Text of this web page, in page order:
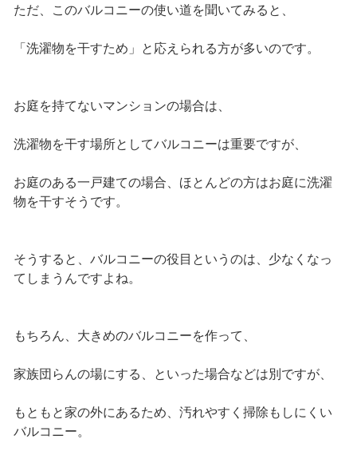
ただ、このバルコニーの使い道を聞いてみると、
「洗濯物を干すため」と応えられる方が多いのです。
お庭を持てないマンションの場合は、
洗濯物を干す場所としてバルコニーは重要ですが、
お庭のある一戸建ての場合、ほとんどの方はお庭に洗濯
物を干すそうです。
そうすると、バルコニーの役目というのは、少なくなっ
てしまうんですよね。
もちろん、大きめのバルコニーを作って、
家族団らんの場にする、といった場合などは別ですが、
もともと家の外にあるため、汚れやすく掃除もしにくい
バルコニー。